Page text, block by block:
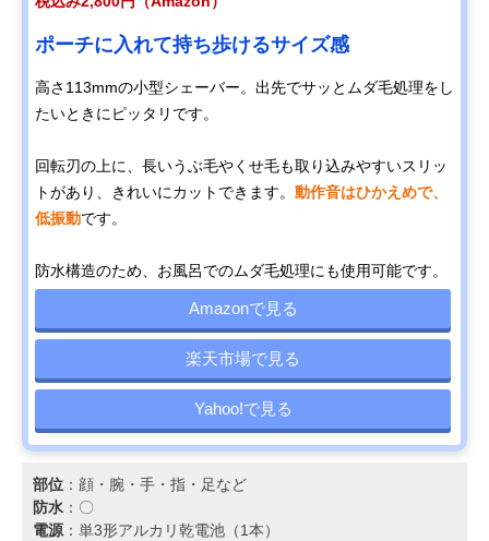
ポーチに入れて持ち歩けるサイズ感
高さ113mmの小型シェーバー。出先でサッとムダ毛処理をし
たいときにピッタリです。
回転刃の上に、長いうぶ毛やくせ毛も取り込みやすいスリッ
トがあり、きれいにカットできます。 動作音はひかえめで、
低振動です。
防水構造のため、お風呂でのムダ毛処理にも使用可能です。
Amazonで見る
楽天市場で見る
Yahoo!で見る
部位 ：顔・腕・手・指・足など
防水 ：〇
電源：単3形アルカリ乾電池（1本）